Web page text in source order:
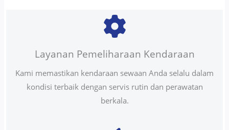
Layanan Pemeliharaan Kendaraan
Kami memastikan kendaraan sewaan Anda selalu dalam
kondisi terbaik dengan servis rutin dan perawatan
berkala.